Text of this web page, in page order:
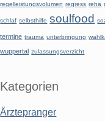
regelleistungsvolumen regress reha
schlaf selbsthilfe soulfood
termine trauma unterbringung
wuppertal zulassungsverzicht
Kategorien
Ärztepranger